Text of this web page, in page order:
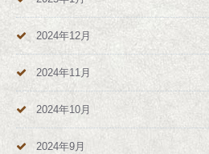
2024年12月
2024年11月
2024年10月
2024年9月